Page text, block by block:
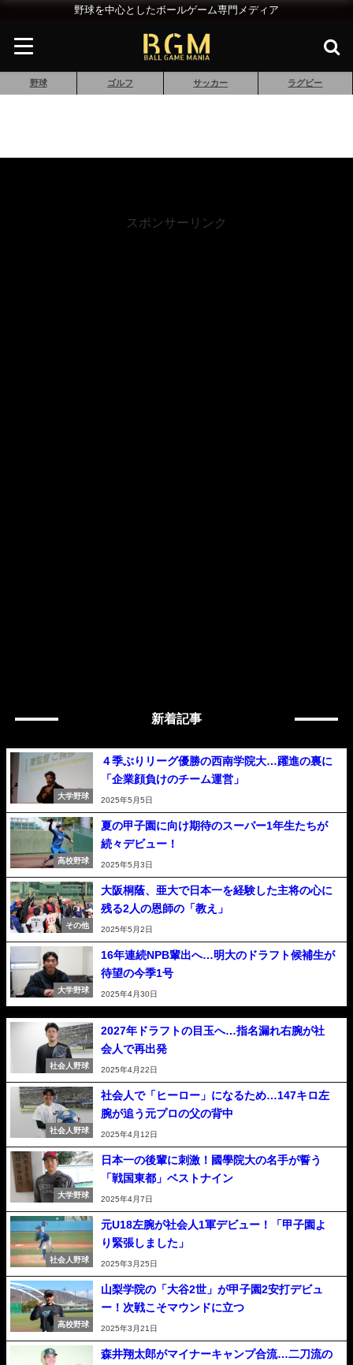
野球を中心としたボールゲーム専門メディア
野球 ゴルフ サッカー ラグビー
スポンサーリンク
新着記事
大学野球
４季ぶりリーグ優勝の西南学院大…躍進の裏に
「企業顔負けのチーム運営」
2025年5月5日
高校野球
夏の甲子園に向け期待のスーパー1年生たちが
続々デビュー！
2025年5月3日
その他
大阪桐蔭、亜大で日本一を経験した主将の心に
残る2人の恩師の「教え」
2025年5月2日
大学野球
16年連続NPB輩出へ…明大のドラフト候補生が
待望の今季1号
2025年4月30日
社会人野球
2027年ドラフトの目玉へ…指名漏れ右腕が社
会人で再出発
2025年4月22日
社会人野球
社会人で「ヒーロー」になるため…147キロ左
腕が追う元プロの父の背中
2025年4月12日
大学野球
日本一の後輩に刺激！國學院大の名手が誓う
「戦国東都」ベストナイン
2025年4月7日
社会人野球
元U18左腕が社会人1軍デビュー！「甲子園よ
り緊張しました」
2025年3月25日
高校野球
山梨学院の「大谷2世」が甲子園2安打デビュ
ー！次戦こそマウンドに立つ
2025年3月21日
森井翔太郎がマイナーキャンプ合流…二刀流の